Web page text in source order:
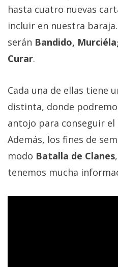
hasta cuatro nuevas
incluir en nuestra
serán Bandido,
Curar.
Cada una de ellas tiene
distinta, donde
antojo para conseguir el
Además, los fines de
modo Batalla de Clanes
tenemos mucha